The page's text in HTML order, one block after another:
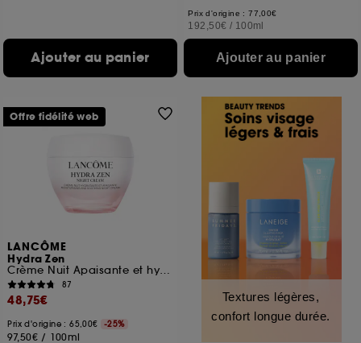
Ajouter au panier
Prix d'origine : 77,00€
192,50€ / 100ml
Ajouter au panier
LANCÔME
Hydra Zen
Crème Nuit Apaisante et hydratante
87
48,75€
Prix d'origine : 65,00€ -25%
97,50€ / 100ml
Offre fidélité web
Textures légères,
confort longue durée.